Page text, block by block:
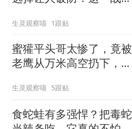
生灵观察喵 1跟贴
蜜獾平头哥太惨了，竟被
老鹰从万米高空扔下，落
生灵观察喵 5跟贴
食蛇蛙有多强悍？把毒蛇